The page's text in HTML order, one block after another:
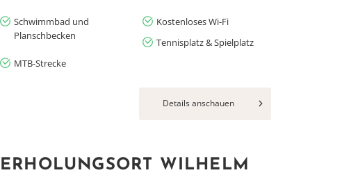
Schwimmbad und
Planschbecken
Kostenloses Wi-Fi
Tennisplatz & Spielplatz
MTB-Strecke
Details anschauen
ERHOLUNGSORT WILHELM